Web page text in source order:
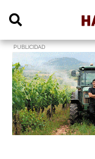
PUBLICIDAD